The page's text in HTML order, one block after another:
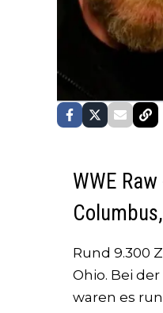
WWE
Rund 9.300
Ohio. Bei
waren es